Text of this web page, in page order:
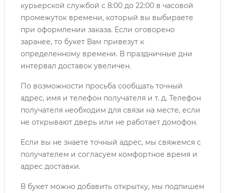
курьерской службой с 8:00 до 22:00 в часовой
промежуток времени, который вы выбираете
при оформлении заказа. Если оговорено
заранее, то букет Вам привезут к
определенному времени. В праздничные дни
интервал доставок увеличен.
По возможности просьба сообщать точный
адрес, имя и телефон получателя и т. д. Телефон
получателя необходим для связи на месте, если
не открывают дверь или не работает домофон.
Если вы не знаете точный адрес, мы свяжемся с
получателем и согласуем комфортное время и
адрес доставки.
В букет можно добавить открытку, мы подпишем